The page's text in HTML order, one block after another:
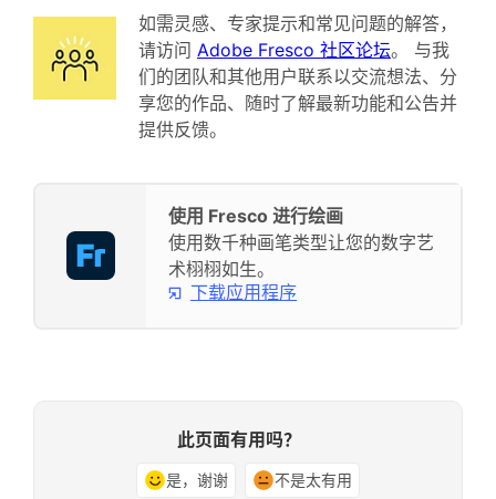
如需灵感、专家提示和常见问题的解答，
请访问 Adobe Fresco 社区论坛。 与我
们的团队和其他用户联系以交流想法、分
享您的作品、随时了解最新功能和公告并
提供反馈。
使用 Fresco 进行绘画
使用数千种画笔类型让您的数字艺
术栩栩如生。
下载应用程序
此页面有用吗？
是，谢谢 不是太有用